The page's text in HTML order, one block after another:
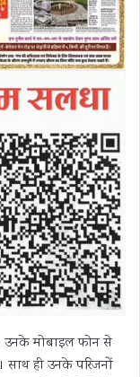
उनके मोबाइल फोन से
ही उनके परिजनों